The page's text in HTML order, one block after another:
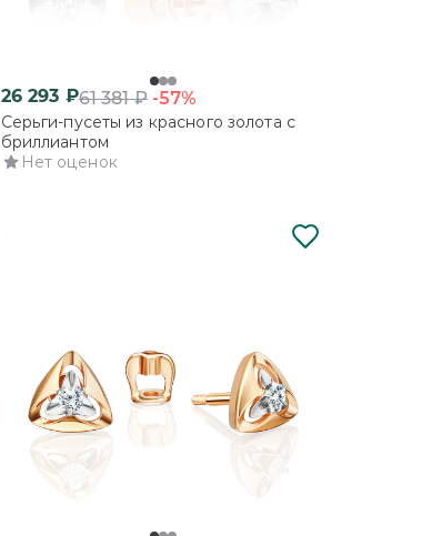
26 293 ₽61 381₽ -57%
Серьги-пусеты из красного золота с
бриллиантом
Нет оценок